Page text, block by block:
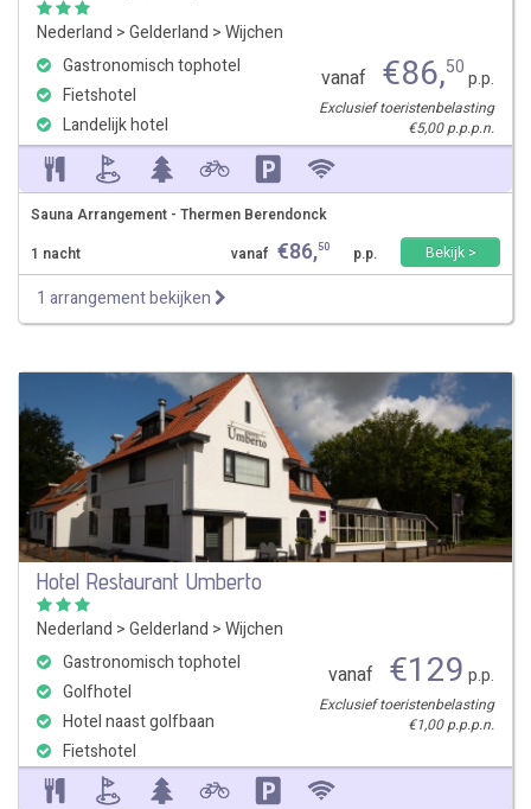
Nederland >Gelderland >Wijchen
Gastronomisch tophotel
Fietshotel
Landelijk hotel
vanaf €86,50p.p.
Exclusief toeristenbelasting
€5,00 p.p.p.n.
Sauna Arrangement - Thermen Berendonck
1 nacht
vanaf €86,50 p.p. Bekijk >
1 arrangement bekijken
Hotel Restaurant Umberto
Nederland >Gelderland >Wijchen
Gastronomisch tophotel
Golfhotel
Hotel naast golfbaan
Fietshotel
vanaf €129 p.p.
Exclusief toeristenbelasting
€1,00 p.p.p.n.